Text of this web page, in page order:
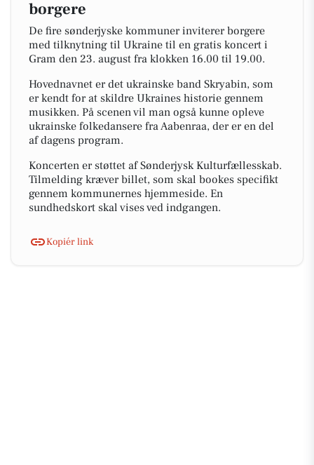
borgere
De fire sønderjyske kommuner inviterer borgere
med tilknytning til Ukraine til en gratis koncert i
Gram den 23. august fra klokken 16.00 til 19.00.
Hovednavnet er det ukrainske band Skryabin, som
er kendt for at skildre Ukraines historie gennem
musikken. På scenen vil man også kunne opleve
ukrainske folkedansere fra Aabenraa, der er en del
af dagens program.
Koncerten er støttet af Sønderjysk Kulturfællesskab.
Tilmelding kræver billet, som skal bookes specifikt
gennem kommunernes hjemmeside. En
sundhedskort skal vises ved indgangen.
Kopiér link